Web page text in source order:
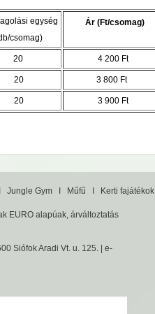
egység
csomag)
Ár (Ft/csomag)
20 4 200 Ft
20 3 800 Ft
20 3 900 Ft
Jungle GymI Műfű Kerti fajátékok
EURO alapúak, árváltoztatás
Siófok Aradi Vt. u. 125. | e-